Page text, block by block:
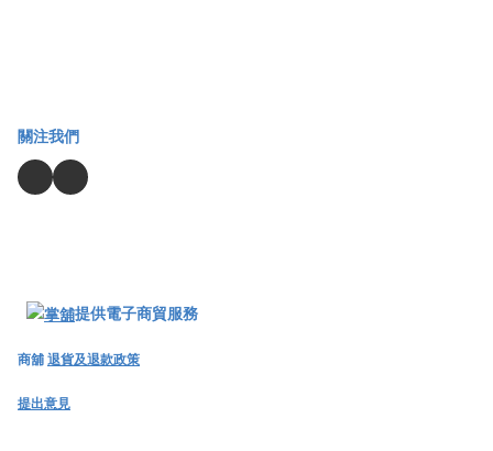
關注我們
提供電子商貿服務
商舖退貨及退款政策
提出意見